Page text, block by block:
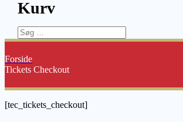
Kurv
Søg
efter:
Forside
Tickets Checkout
[tec_tickets_checkout]